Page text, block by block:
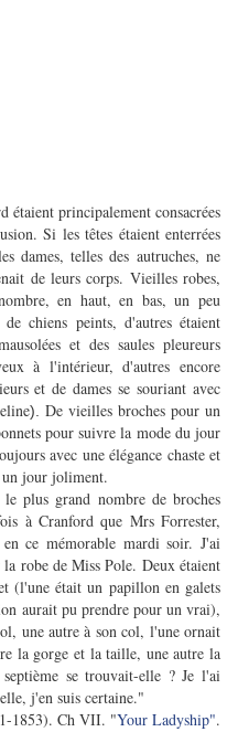
étaient principalement consacrées
Si les têtes étaient enterrées
dames, telles des autruches, ne
de leurs corps. Vieilles robes,
en haut, en bas, un peu
chiens peints, d'autres étaient
et des saules pleureurs
à l'intérieur, d'autres encore
et de dames se souriant avec
).
De vieilles broches pour un
pour suivre la mode du jour
avec une élégance chaste et
jour joliment.
plus grand nombre de broches
à Cranford que Mrs Forrester,
ce mémorable mardi soir. J'ai
robe de Miss Pole. Deux étaient
(l'une était un papillon en galets
aurait pu prendre pour un vrai),
une autre à son col, l'une ornait
la gorge et la taille, une autre la
se trouvait-elle ? Je l'ai
j'en suis certaine."
1853). Ch VII. "Your Ladyship".